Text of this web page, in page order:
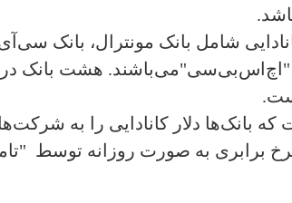
شامل بانک مونترال، بانک
هشت بانک در روز
بانک‌ها دلار کانادایی را به
برابری به صورت روزانه توسط